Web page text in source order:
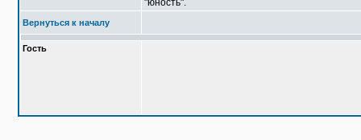
"юность".
Вернуться к началу
Гость